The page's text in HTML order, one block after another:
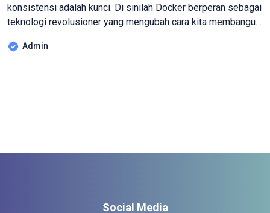
konsistensi adalah kunci. Di sinilah Docker berperan sebagai
teknologi revolusioner yang mengubah cara kita membangun,
pengembang, DevOps engineer, atau siapa pun yang tertarik
Admin
Social Media